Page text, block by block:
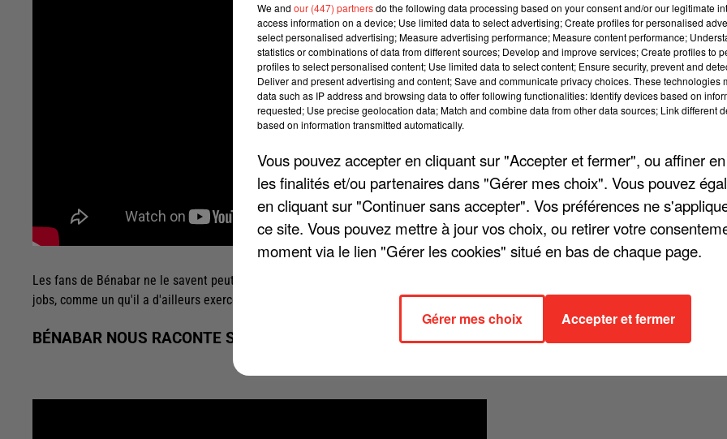
Les fans de Bénabar ne le savent peut-être pas, mais il n'a pas toujours été chanteur ! L'homme a eu plusieurs casquettes lors de ses
jobs, comme un qu'il a d'ailleurs exercé sur les bateaux-mouches à Paris.
BÉNABAR NOUS RACONTE SON PETIT BOULOT SUR LES BATEAUX-MOUCHES
We and our (447) partnersdo the following data processing based on your consent and/or our legitimate
access information on a device; Use limited data to select advertising; Create profiles for personalised
select personalised advertising; Measure advertising performance; Measure content performance;
statistics or combinations of data from different sources; Develop and improve services; Create profiles to
profiles to select personalised content; Use limited data to select content; Ensure security, prevent and
Deliver and present advertising and content; Save and communicate privacy choices. These technologies
data such as IP address and browsing data to offer following functionalities: Identify devices based on
requested; Use precise geolocation data; Match and combine data from other data sources; Link different
based on information transmitted automatically.
Vous pouvez accepter en cliquant sur "Accepter et fermer", ou affiner
les finalités et/ou partenaires dans "Gérer mes choix". Vous pouvez
en cliquant sur "Continuer sans accepter". Vos préférences ne
ce site. Vous pouvez mettre à jour vos choix, ou retirer votre
moment via le lien "Gérer les cookies" situé en bas de chaque page.
Gérer mes choix Accepter et fermer